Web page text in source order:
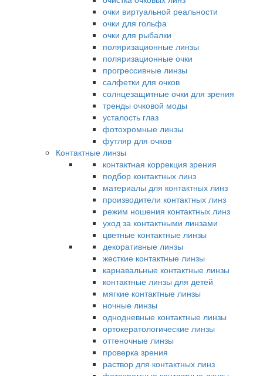
очки виртуальной реальности
очки для гольфа
очки для рыбалки
поляризационные линзы
поляризационные очки
прогрессивные линзы
салфетки для очков
солнцезащитные очки для зрения
тренды очковой моды
усталость глаз
фотохромные линзы
футляр для очков
Контактные линзы
контактная коррекция зрения
подбор контактных линз
материалы для контактных линз
производители контактных линз
режим ношения контактных линз
уход за контактными линзами
цветные контактные линзы
декоративные линзы
жесткие контактные линзы
карнавальные контактные линзы
контактные линзы для детей
мягкие контактные линзы
ночные линзы
однодневные контактные линзы
ортокератологические линзы
оттеночные линзы
проверка зрения
раствор для контактных линз